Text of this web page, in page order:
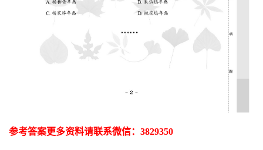
参考答案更多资料请联系微信： 3829350